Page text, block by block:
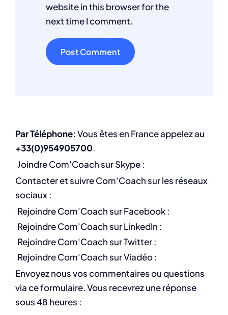
website in this browser for the
next time I comment.
Par Téléphone:Vous êtes en France appelez au
+33(0)954905700.
Joindre Com'Coach sur Skype :
Contacter et suivre Com'Coach sur les réseaux
sociaux :
Rejoindre Com'Coach sur Facebook :
Rejoindre Com'Coach sur LinkedIn :
Rejoindre Com'Coach sur Twitter :
Rejoindre Com'Coach sur Viadéo :
Envoyez nous vos commentaires ou questions
via ce formulaire. Vous recevrez une réponse
sous 48 heures :